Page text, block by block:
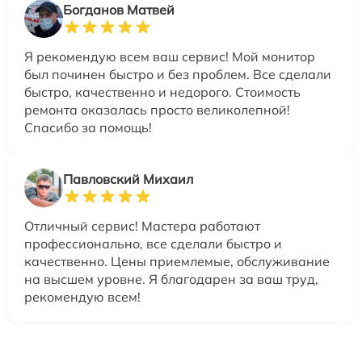
Богданов Матвей
Я рекомендую всем ваш сервис! Мой монитор
был починен быстро и без проблем. Все сделали
быстро, качественно и недорого. Стоимость
ремонта оказалась просто великолепной!
Спасибо за помощь!
Павловский Михаил
Отличный сервис! Мастера работают
профессионально, все сделали быстро и
качественно. Цены приемлемые, обслуживание
на высшем уровне. Я благодарен за ваш труд,
рекомендую всем!